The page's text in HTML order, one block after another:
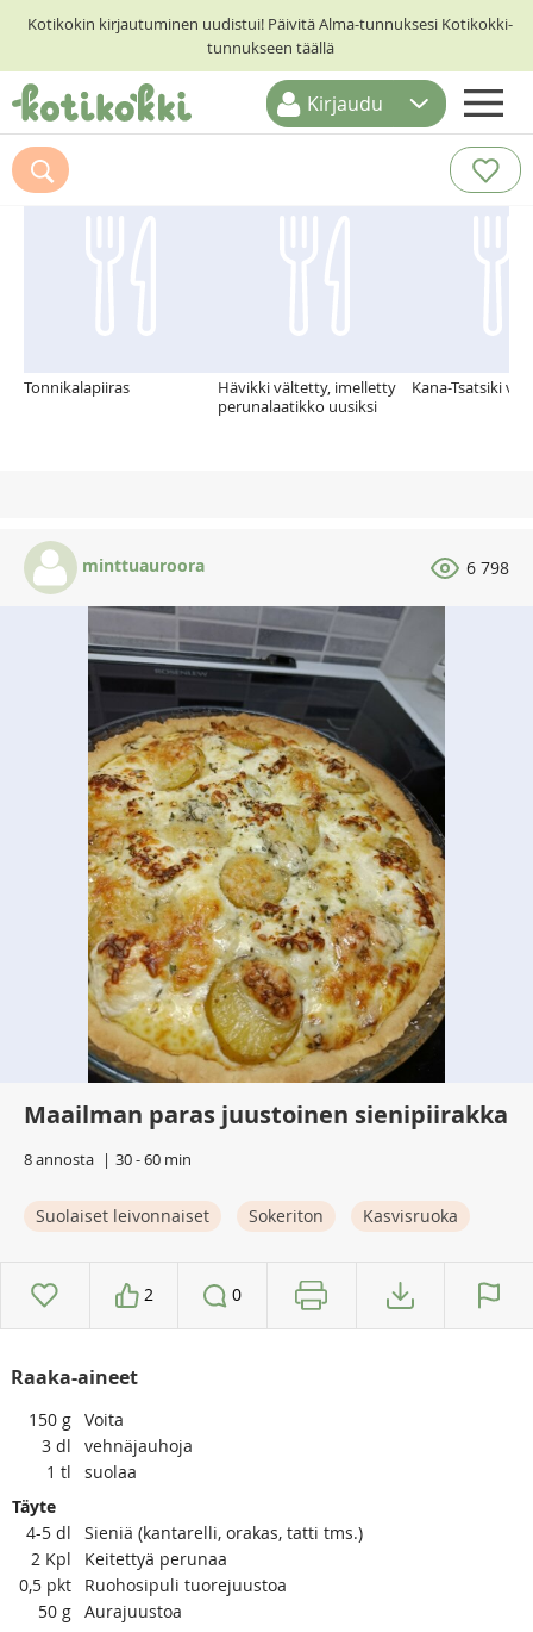
Kotikokin kirjautuminen uudistui! Päivitä Alma-tunnuksesi Kotikokki-
tunnukseen täällä
ETUSIVU
RESEPTIHAKU
Kirjaudu
Suosittelemme myös
Tonnikalapiiras
Hävikki vältetty, imelletty
perunalaatikko uusiksi
Kana-Tsatsiki
minttuauroora 6 798
Maailman paras juustoinen sienipiirakka
8 annosta 30 - 60 min
Suolaiset leivonnaiset Sokeriton Kasvisruoka
2 0
Raaka-aineet
150 g Voita
3 dl
vehnäjauhoja
1 tl
suolaa
Täyte
4-5 dl
Sieniä (kantarelli, orakas, tatti tms.)
2 Kpl
Keitettyä perunaa
0,5 pkt
Ruohosipuli tuorejuustoa
50 g Aurajuustoa